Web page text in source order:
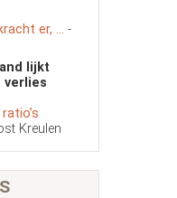
er, ... -
lijkt
verlies
Kreulen